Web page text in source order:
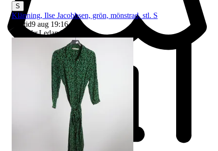
S
Klänning, Ilse Jacobbsen, grön, mönstrad, stl. S
Sluttid9 aug 19:16.
Pris:
1 kr,Ledande bud